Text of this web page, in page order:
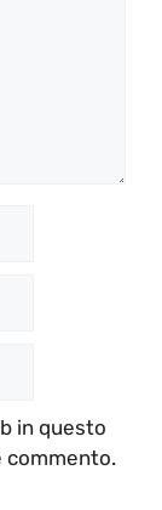
in questo
commento.